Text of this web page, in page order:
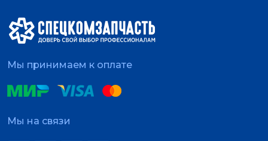
Мы принимаем к оплате
Мы на связи